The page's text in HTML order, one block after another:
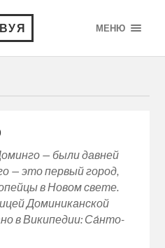
МЕНЮ
— были давней
— это первый город,
в Новом свете.
Доминиканской
в Википедии: Са́нто-